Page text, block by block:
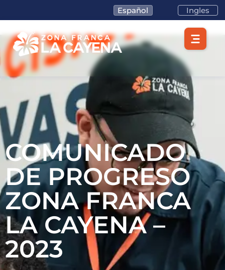
Español Ingles
Lotes/Bodegas
Beneficios
Usuarios
Sostenibilidad
COMUNICADO
DE PROGRESO
ZONA FRANCA
LA CAYENA –
2023